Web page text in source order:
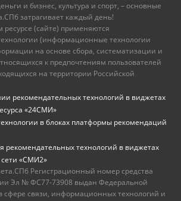
и бизнес, культура и спорт, – основные
затрагивает каждый день!
(сайте) применяются
(информационные технологии
на основе сбора, систематизации и
к предпочтениям пользователей
на территории Российской
рекомендательных технологий в виджетах
«24СМИ»
в блоках платформы рекомендаций
рекомендательных технологий в виджетах
«СМИ2»
Регистрационный номер средства
Эл № ФС77-73908 выдан Федеральной
сфере связи, информационных технологий и